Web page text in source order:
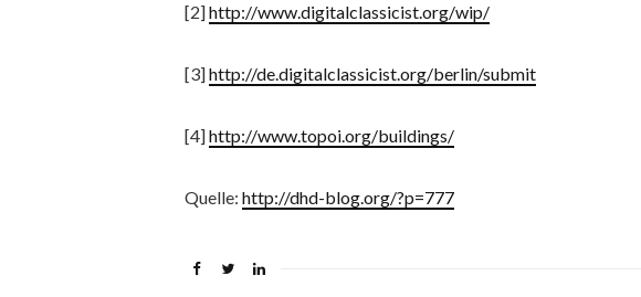
[2]http://www.digitalclassicist.org/wip/
[3]http://de.digitalclassicist.org/berlin/submit
[4]http://www.topoi.org/buildings/
Quelle: http://dhd-blog.org/?p=777